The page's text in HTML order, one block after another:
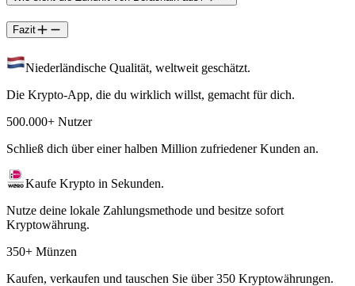
Fazit
Niederländische Qualität, weltweit geschätzt.
Die Krypto-App, die du wirklich willst, gemacht für dich.
500.000+ Nutzer
Schließ dich über einer halben Million zufriedener Kunden an.
Kaufe Krypto in Sekunden.
Nutze deine lokale Zahlungsmethode und besitze sofort
Kryptowährung.
350+ Münzen
Kaufen, verkaufen und tauschen Sie über 350 Kryptowährungen.